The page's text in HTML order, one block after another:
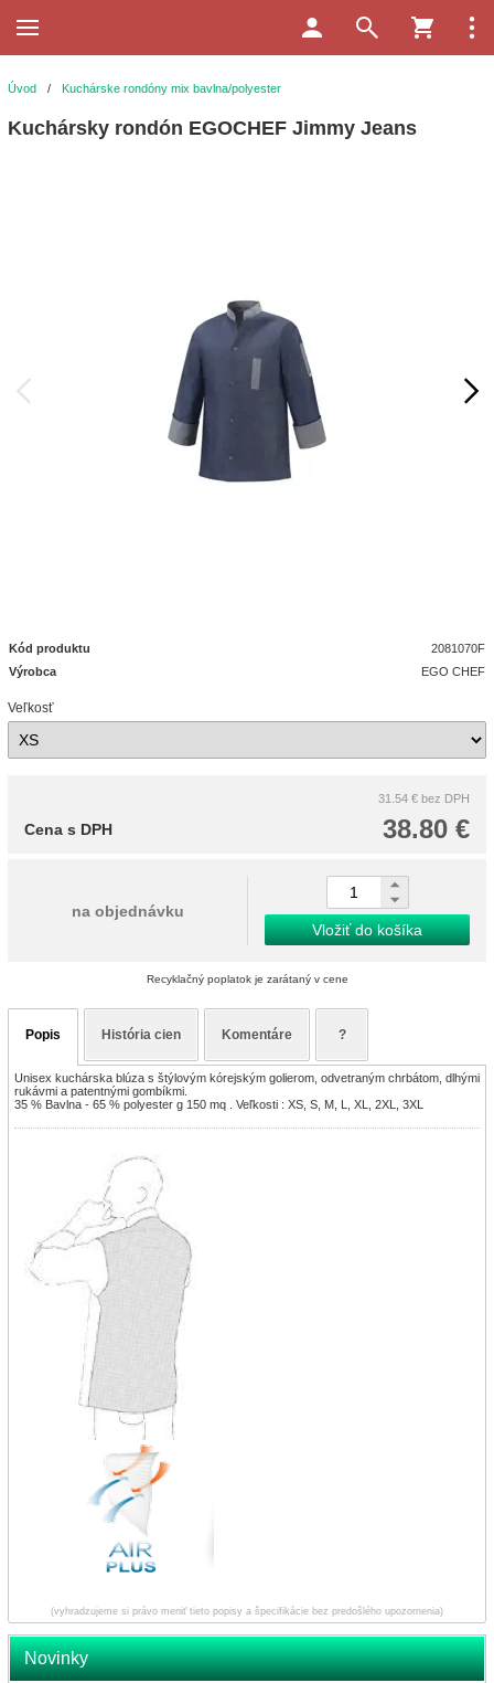
Úvod / Kuchárske rondóny mix bavlna/polyester
Kuchársky rondón EGOCHEF Jimmy Jeans
Kód produktu
2081070F
Výrobca
EGO CHEF
Veľkosť
31.54 € bez DPH
38.80 €
Cena s DPH
na objednávku
Vložiť do košíka
Recyklačný poplatok je zarátaný v cene
Popis História cien Komentáre ?
Unisex kuchárska blúza s štýlovým kórejským golierom, odvetraným chrbátom, dlhými
rukávmi a patentnými gombíkmi.
35 % Bavlna - 65 % polyester g 150 mq . Veľkosti : XS, S, M, L, XL, 2XL, 3XL
(vyhradzujeme si právo meniť tieto popisy a špecifikácie bez predošlého upozornenia)
Novinky